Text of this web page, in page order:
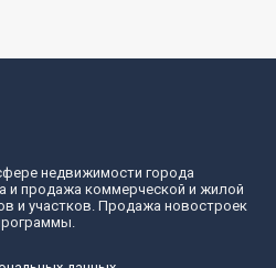
недвижимости города
и продажа коммерческой и жилой
и участков. Продажа новостроек